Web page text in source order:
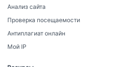
Анализ сайта
Проверка посещаемости
Антиплагиат онлайн
Мой IP